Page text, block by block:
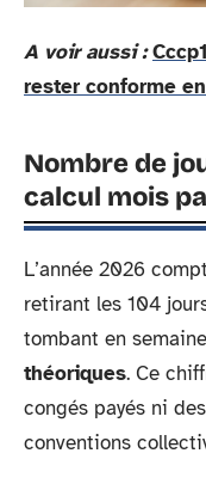
A voir aussi :
rester conforme
Nombre de
calcul mois
L’année 2026
retirant les 104
tombant en
théoriques. Ce
congés payés ni
conventions